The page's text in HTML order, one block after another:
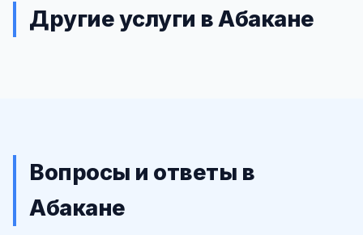
Другие услуги в Абакане
Вопросы и ответы в
Абакане